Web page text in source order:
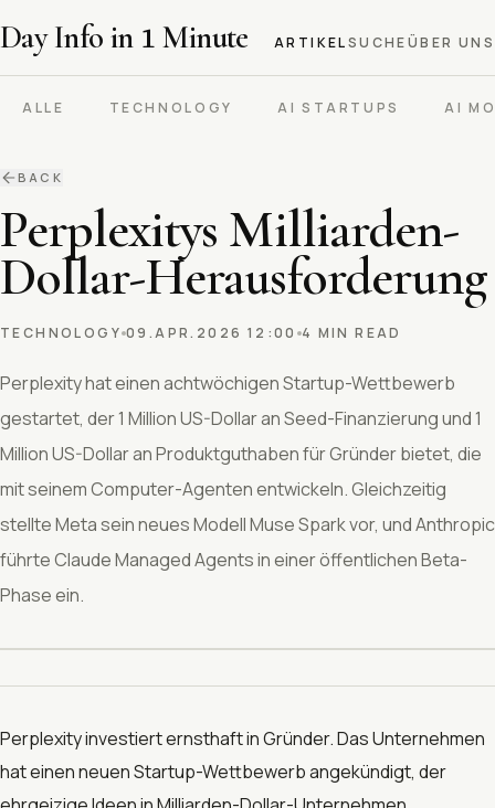
Day Info in 1 Minute ARTIKELSUCHEÜBER UNS
ALLE TECHNOLOGY AI STARTUPS AI
BACK
Perplexitys Milliarden-
Dollar-Herausforderung
TECHNOLOGY 09.APR.2026 12:00 4 MIN READ
Perplexity hat einen achtwöchigen Startup-Wettbewerb
gestartet, der 1 Million US-Dollar an Seed-Finanzierung und 1
Million US-Dollar an Produktguthaben für Gründer bietet, die
mit seinem Computer-Agenten entwickeln. Gleichzeitig
stellte Meta sein neues Modell Muse Spark vor, und Anthropic
führte Claude Managed Agents in einer öffentlichen Beta-
Phase ein.
Perplexity investiert ernsthaft in Gründer. Das Unternehmen
hat einen neuen Startup-Wettbewerb angekündigt, der